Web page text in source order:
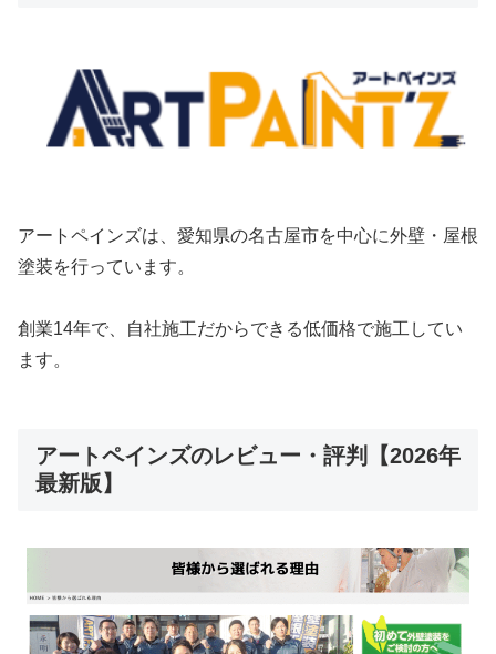
アートペインズは、愛知県の名古屋市を中心に外壁・屋根
塗装を行っています。
創業14年で、自社施工だからできる低価格で施工してい
ます。
アートペインズのレビュー・評判【2026年
最新版】